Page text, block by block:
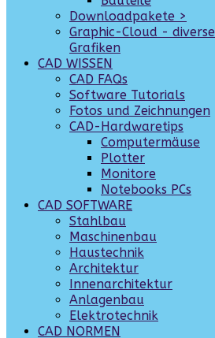
Downloadpakete >
Graphic-Cloud - diverse
Grafiken
CAD WISSEN
CAD FAQs
Software Tutorials
Fotos und Zeichnungen
CAD-Hardwaretips
Computermäuse
Plotter
Monitore
Notebooks PCs
CAD SOFTWARE
Stahlbau
Maschinenbau
Haustechnik
Architektur
Innenarchitektur
Anlagenbau
Elektrotechnik
CAD NORMEN